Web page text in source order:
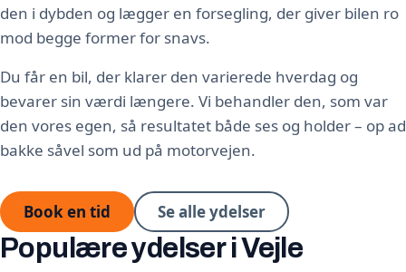
den i dybden og lægger en forsegling, der giver bilen ro
mod begge former for snavs.
Du får en bil, der klarer den varierede hverdag og
bevarer sin værdi længere. Vi behandler den, som var
den vores egen, så resultatet både ses og holder – op ad
bakke såvel som ud på motorvejen.
Book en tid Se alle ydelser
Populære ydelser i Vejle